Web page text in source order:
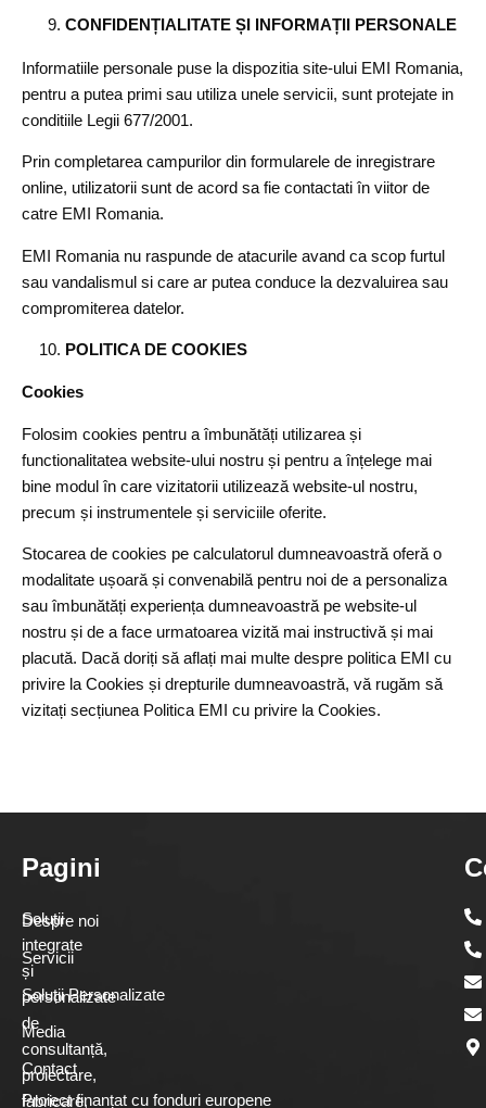
CONFIDENȚIALITATE ȘI INFORMAȚII PERSONALE
Informatiile personale puse la dispozitia site-ului EMI Romania,
pentru a putea primi sau utiliza unele servicii, sunt protejate in
conditiile Legii 677/2001.
Prin completarea campurilor din formularele de inregistrare
online, utilizatorii sunt de acord sa fie contactati în viitor de
catre EMI Romania.
EMI Romania nu raspunde de atacurile avand ca scop furtul
sau vandalismul si care ar putea conduce la dezvaluirea sau
compromiterea datelor.
POLITICA DE COOKIES
Cookies
Folosim cookies pentru a îmbunătăți utilizarea și
functionalitatea website-ului nostru și pentru a înțelege mai
bine modul în care vizitatorii utilizează website-ul nostru,
precum și instrumentele și serviciile oferite.
Stocarea de cookies pe calculatorul dumneavoastră oferă o
modalitate ușoară și convenabilă pentru noi de a personaliza
sau îmbunătăți experiența dumneavoastră pe website-ul
nostru și de a face urmatoarea vizită mai instructivă și mai
placută. Dacă doriți să aflați mai multe despre politica EMI cu
privire la Cookies și drepturile dumneavoastră, vă rugăm să
vizitați secțiunea Politica EMI cu privire la Cookies.
Soluții
integrate
și
personalizate
de
consultanță,
proiectare,
fabricare,
Pagini
Despre noi
Servicii
Soluții Personalizate
Media
Contact
Proiect finanțat cu fonduri europene